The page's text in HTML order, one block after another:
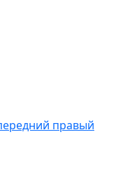
правый